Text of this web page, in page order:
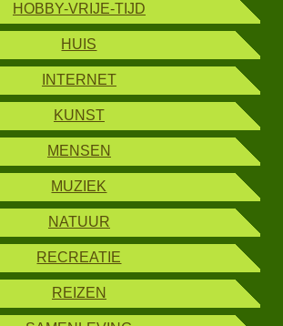
HOBBY-VRIJE-TIJD
HUIS
INTERNET
KUNST
MENSEN
MUZIEK
NATUUR
RECREATIE
REIZEN